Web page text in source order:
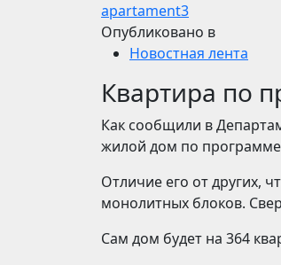
apartament3
Опубликовано в
Новостная лента
Квартира по
Как сообщили в
жилой дом по
Отличие его от других,
монолитных блоков.
Сам дом будет на 364